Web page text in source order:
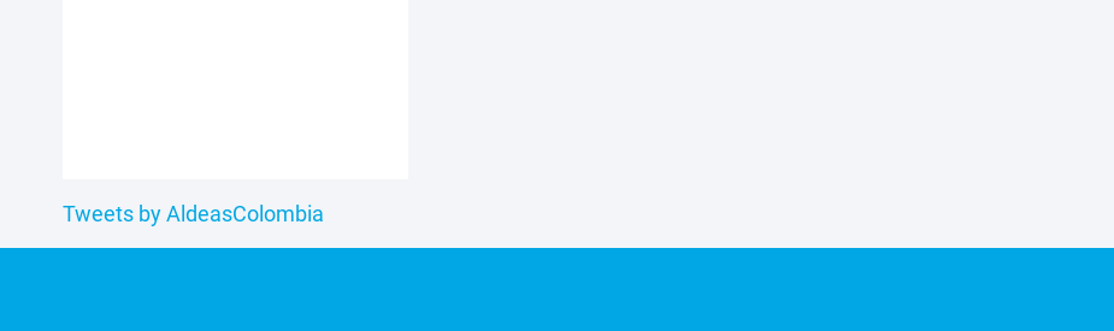
Tweets by AldeasColombia